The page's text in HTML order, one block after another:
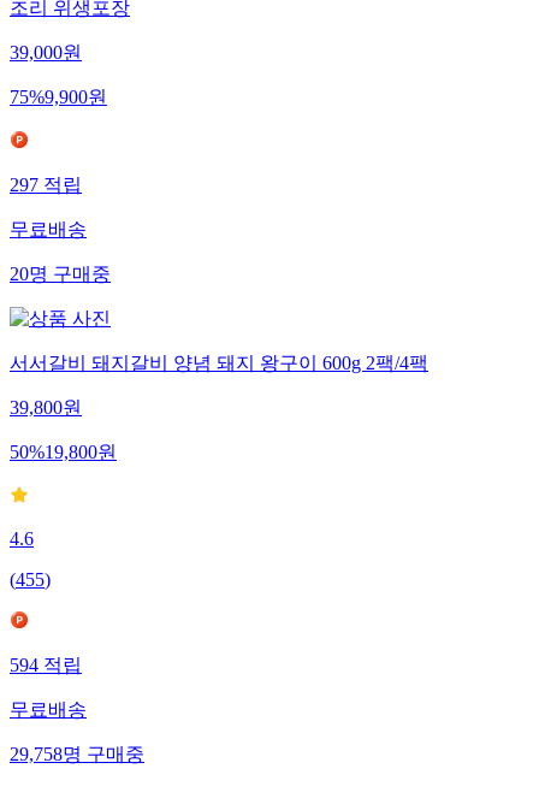
조리 위생포장
39,000원
75%9,900원
297적립
무료배송
20명구매중
서서갈비 돼지갈비 양념 돼지 왕구이 600g 2팩/4팩
39,800원
50%19,800원
4.6
(455)
594적립
무료배송
29,758명구매중